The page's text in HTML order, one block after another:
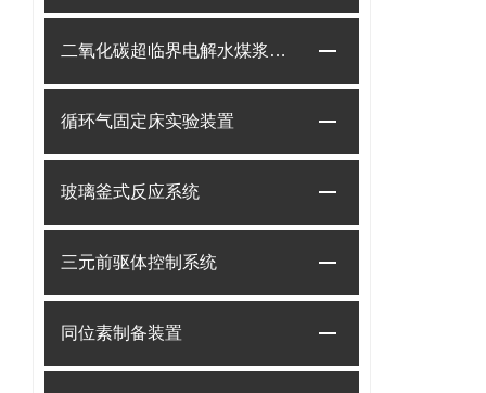
二氧化碳超临界电解水煤浆制甲烷装置
循环气固定床实验装置
玻璃釜式反应系统
三元前驱体控制系统
同位素制备装置